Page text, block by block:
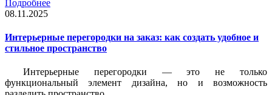
Подробнее
08.11.2025
Интерьерные перегородки на заказ: как создать удобное и
стильное пространство
Интерьерные перегородки — это не только
функциональный элемент дизайна, но и возможность